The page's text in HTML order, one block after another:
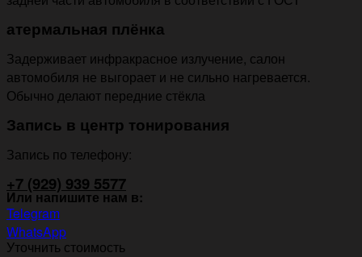
атермальная плёнка
Задерживает инфракрасное излучение, салон
автомобиля не выгорает и не сильно нагревается.
Обычно делают передние стёкла
Запись в центр тонирования
Запись по телефону:
+7 (929) 939 5577
Или напишите нам в:
Telegram
WhatsApp
Уточнить стоимость